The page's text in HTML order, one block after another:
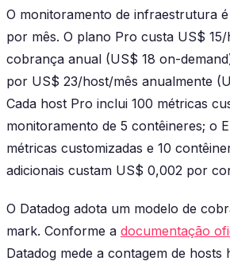
O monitoramento de infraestrutura
por mês. O plano Pro custa US$
cobrança anual (US$ 18 on-
por US$ 23/host/mês anualmente
Cada host Pro inclui 100 métricas
monitoramento de 5 contêineres; o
métricas customizadas e 10
adicionais custam US$ 0,002 por
O Datadog adota um modelo de
mark. Conforme a documentação
Datadog mede a contagem de hosts